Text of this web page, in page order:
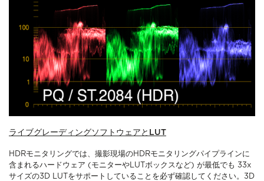
ライブグレーディングソフトウェアとLUT
HDRモニタリングでは、撮影現場のHDRモニタリングパイプラインに
含まれるハードウェア (モニターやLUTボックスなど) が最低でも 33x
サイズの3D LUTをサポートしていることを必ず確認してください。3D